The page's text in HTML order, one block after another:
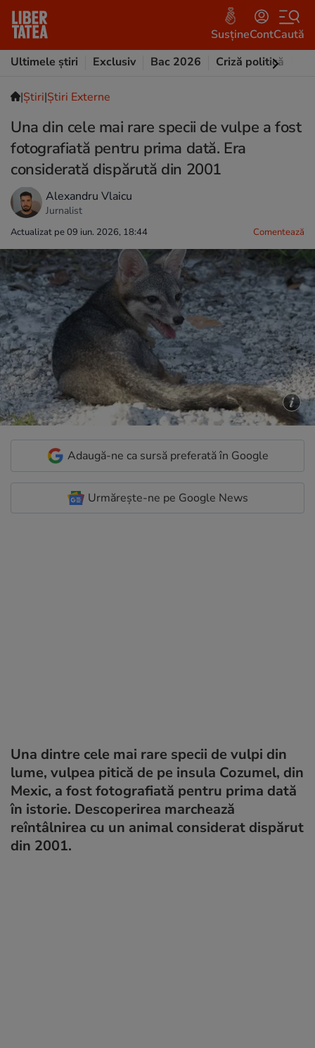
SusțineContCaută
Ultimele știri
Exclusiv Bac 2026 Criză politică
|Ştiri|Știri Externe
Una din cele mai rare specii de vulpe a fost
fotografiată pentru prima dată. Era
considerată dispărută din 2001
Alexandru Vlaicu
Jurnalist
Actualizat pe 09 iun. 2026, 18:44 Comentează
Adaugă-ne ca sursă preferată în Google
Urmărește-ne pe Google News
Una dintre cele mai rare specii de vulpi din
lume, vulpea pitică de pe insula Cozumel, din
Mexic, a fost fotografiată pentru prima dată
în istorie. Descoperirea marchează
reîntâlnirea cu un animal considerat dispărut
din 2001.